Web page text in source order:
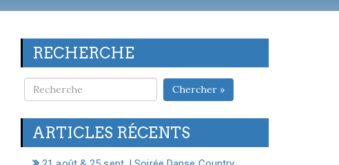
RECHERCHE
Chercher »
ARTICLES RÉCENTS